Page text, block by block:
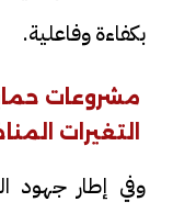
بكفاءة وفاعلية.
مشروعات
التغيرات
وفي إطار جهود